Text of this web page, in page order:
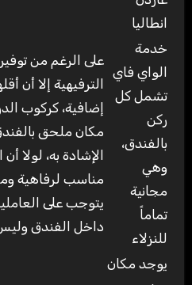
انطاليا
خدمة
الواي فاي
تشمل كل
ركن
بالفندق،
وهي
مجانية
تماماً
للنزلاء
على الرغم من
الترفيهية إلا أن
إضافية، كركوب
مكان ملحق
الإشادة به، لولا
مناسب لرفاهية
يتوجب على
داخل الفندق
يوجد مكان